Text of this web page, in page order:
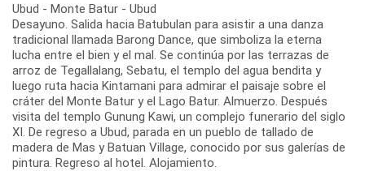
Ubud - Monte Batur - Ubud
Desayuno. Salida hacia Batubulan para asistir a una danza
tradicional llamada Barong Dance, que simboliza la eterna
lucha entre el bien y el mal. Se continúa por las terrazas de
arroz de Tegallalang, Sebatu, el templo del agua bendita y
luego ruta hacia Kintamani para admirar el paisaje sobre el
cráter del Monte Batur y el Lago Batur. Almuerzo. Después
visita del templo Gunung Kawi, un complejo funerario del siglo
XI. De regreso a Ubud, parada en un pueblo de tallado de
madera de Mas y Batuan Village, conocido por sus galerías de
pintura. Regreso al hotel. Alojamiento.